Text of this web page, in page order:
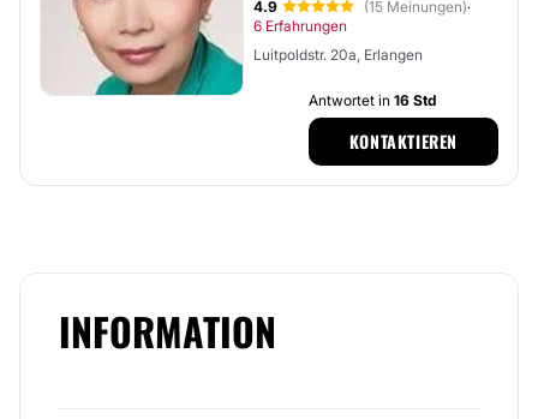
4.9 (15 Meinungen)·
6 Erfahrungen
Luitpoldstr. 20a, Erlangen
Antwortet in 16 Std
KONTAKTIEREN
INFORMATION